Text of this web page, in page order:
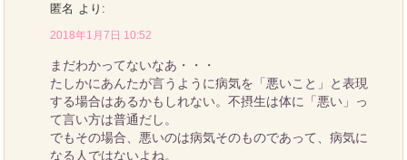
匿名 より:
2018年1月7日 10:52
まだわかってないなあ・・・
たしかにあんたが言うように病気を「悪いこと」と表現
する場合はあるかもしれない。不摂生は体に「悪い」っ
て言い方は普通だし。
でもその場合、悪いのは病気そのものであって、病気に
なる人ではないよね。